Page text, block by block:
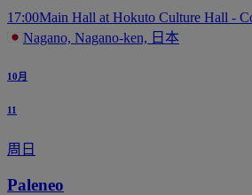
17:00Main Hall at Hokuto Culture Hall -
Nagano, Nagano-ken, 日本
10月
11
周日
Paleneo